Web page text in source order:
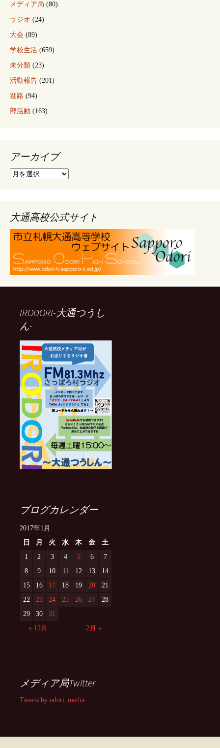
メディア局 (80)
ラジオ (24)
大会 (89)
学校生活 (659)
未分類 (23)
活動報告 (201)
進路 (94)
部活動 (163)
アーカイブ
ア
ブ
大通高校公式サイト
IRODORI-大通つうし
ん-
ブログカレンダー
2017年1月
日
月 火 水 木 金
土
1
2 3 4 5 6
7
8
9 10 11 12 13
14
15
16 17 18 19 20
21
22
23 24 25 26 27
28
29
30
31
« 12月
2月 »
メディア局Twitter
Tweets by odori_media